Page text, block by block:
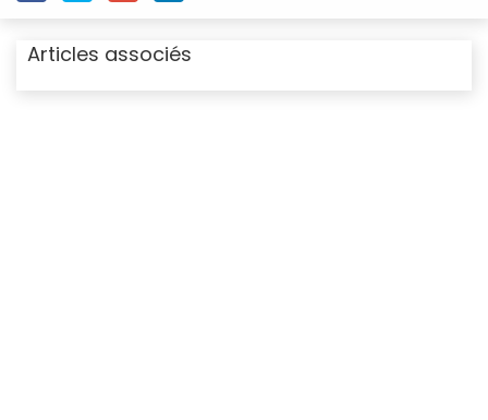
Articles associés